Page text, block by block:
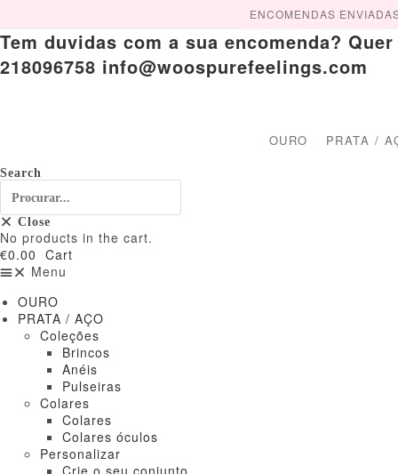
content
ENCOMENDAS
Tem duvidas com a sua encomenda?
218096758 info@woospurefeelings.com
OURO PRATA /
Search
Close
No products in the cart.
€0.00 Cart
Menu
OURO
PRATA / AÇO
Coleções
Brincos
Anéis
Pulseiras
Colares
Colares
Colares óculos
Personalizar
Crie o seu conjunto